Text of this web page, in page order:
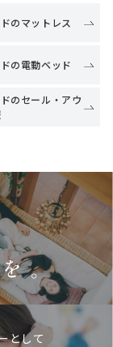
のマットレス
の電動ベッド
のセール・アウ
として